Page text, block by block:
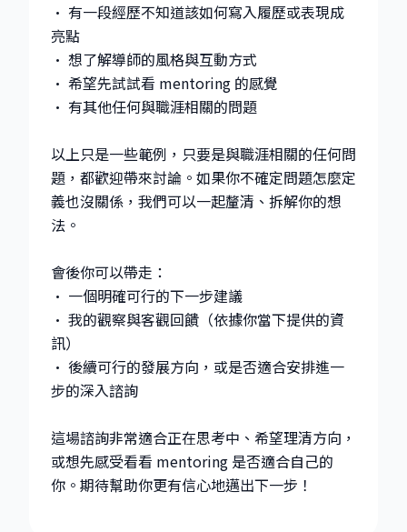
• 有一段經歷不知道該如何寫入履歷或表現成
亮點
• 想了解導師的風格與互動方式
• 希望先試試看 mentoring 的感覺
• 有其他任何與職涯相關的問題
以上只是一些範例，只要是與職涯相關的任何問
題，都歡迎帶來討論。如果你不確定問題怎麼定
義也沒關係，我們可以一起釐清、拆解你的想
法。
會後你可以帶走：
• 一個明確可行的下一步建議
• 我的觀察與客觀回饋（依據你當下提供的資
訊）
• 後續可行的發展方向，或是否適合安排進一
步的深入諮詢
這場諮詢非常適合正在思考中、希望理清方向，
或想先感受看看 mentoring 是否適合自己的
你。期待幫助你更有信心地邁出下一步！